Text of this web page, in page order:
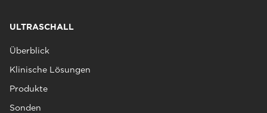
ULTRASCHALL
Überblick
Klinische Lösungen
Produkte
Sonden